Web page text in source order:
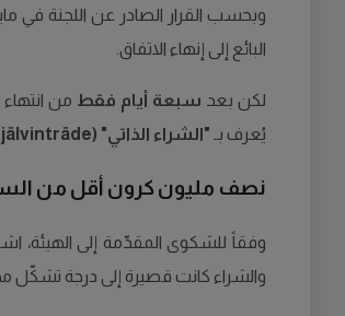
وبحسب القرار الصادر عن اللجنة في
البائع إلى إنهاء الاتفاق.
لكن بعد سبعة أيام فقط من
يُعرف بـ "الشراء الذاتي" (självinträde)
نصف مليون كرون أقل من
وفقاً للشكوى المقدّمة إلى الهيئة،
والشراء كانت قصيرة إلى درجة تشكّل